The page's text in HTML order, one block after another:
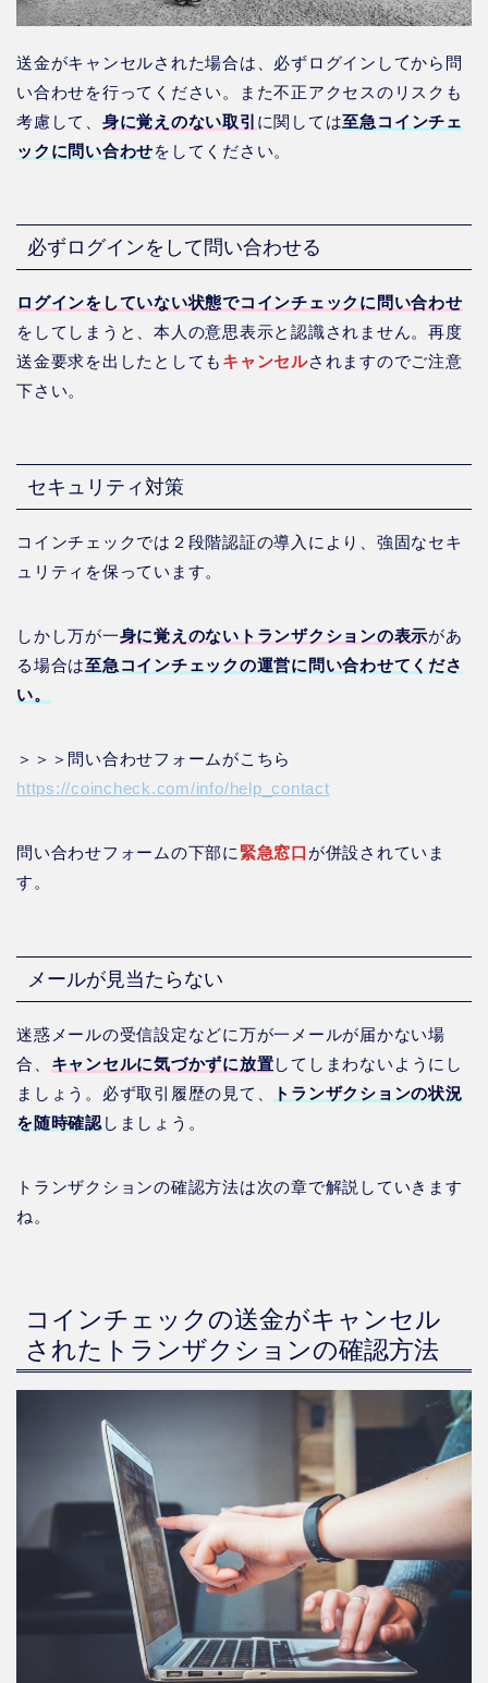
送金がキャンセルされた場合は、必ずログインしてから問
い合わせを行ってください。また不正アクセスのリスクも
考慮して、 身に覚えのない取引 に関しては至急コインチェ
ックに問い合わせをしてください。
必ずログインをして問い合わせる
ログインをしていない状態でコインチェックに問い合わせ
をしてしまうと、本人の意思表示と認識されません。再度
送金要求を出したとしても キャンセルされますのでご注意
下さい。
セキュリティ対策
コインチェックでは２段階認証の導入により、強固なセキ
ュリティを保っています。
しかし万が一身に覚えのないトランザクションの表示があ
る場合は至急コインチェックの運営に問い合わせてくださ
い。
＞＞＞問い合わせフォームがこちら
https://coincheck.com/info/help_contact
問い合わせフォームの下部に 緊急窓口 が併設されていま
す。
メールが見当たらない
迷惑メールの受信設定などに万が一メールが届かない場
合、 キャンセルに気づかずに放置してしまわないようにし
ましょう。必ず取引履歴の見て、
トランザクションの状況
を随時確認 しましょう。
トランザクションの確認方法は次の章で解説していきます
ね。
コインチェックの送金がキャンセル
されたトランザクションの確認方法